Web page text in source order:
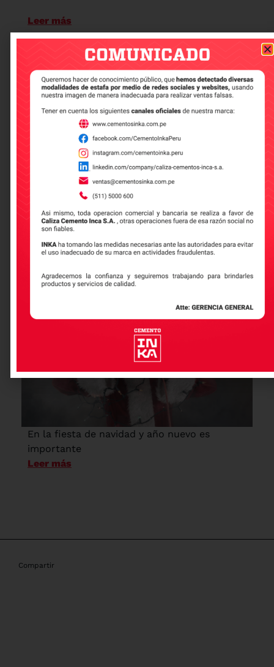
Leer más
Construcción sostenible:
innovación y responsabilidad
ambiental en la industria
La construcción sostenible, desde los
pequeños proyectos de albañilería local
Leer más
En la fiesta de navidad y año nuevo es
importante
Leer más
Compartir